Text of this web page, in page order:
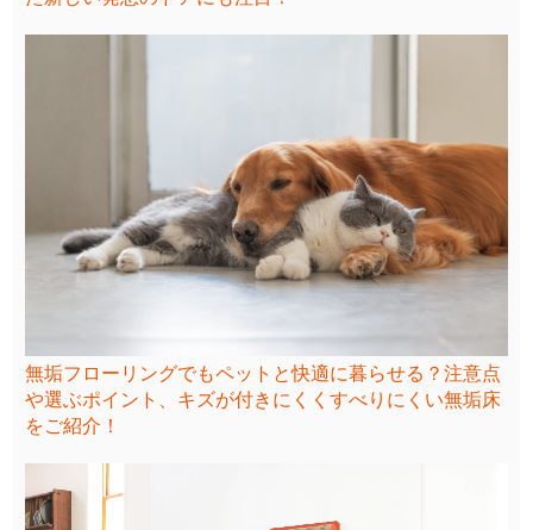
無垢フローリングでもペットと快適に暮らせる？注意点
や選ぶポイント、キズが付きにくくすべりにくい無垢床
をご紹介！